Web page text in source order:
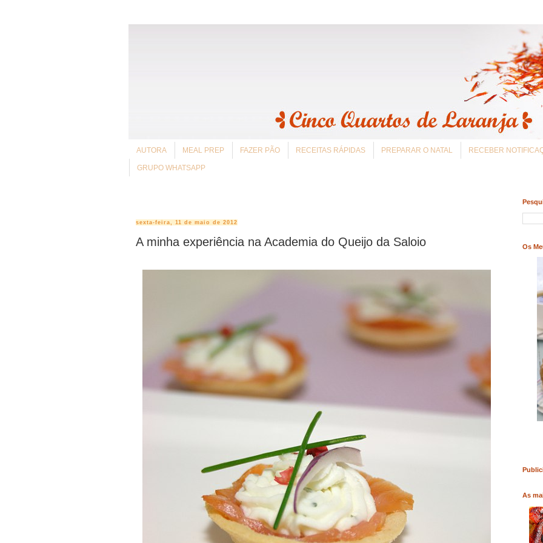
AUTORA MEAL PREP FAZER PÃO RECEITAS RÁPIDAS PREPARAR O NATAL RECEBER
GRUPO WHATSAPP
sexta-feira, 11 de maio de 2012
A minha experiência na Academia do Queijo da Saloio Os
COMPRAR LIVRO
As